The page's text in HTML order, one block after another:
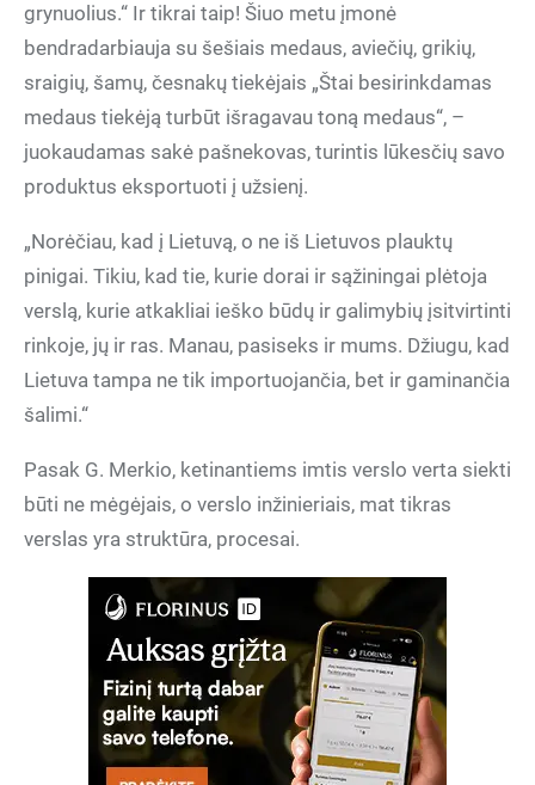
grynuolius.“ Ir tikrai taip! Šiuo metu įmonė
bendradarbiauja su šešiais medaus, aviečių, grikių,
sraigių, šamų, česnakų tiekėjais „Štai besirinkdamas
medaus tiekėją turbūt išragavau toną medaus“, –
juokaudamas sakė pašnekovas, turintis lūkesčių savo
produktus eksportuoti į užsienį.
„Norėčiau, kad į Lietuvą, o ne iš Lietuvos plauktų
pinigai. Tikiu, kad tie, kurie dorai ir sąžiningai plėtoja
verslą, kurie atkakliai ieško būdų ir galimybių įsitvirtinti
rinkoje, jų ir ras. Manau, pasiseks ir mums. Džiugu, kad
Lietuva tampa ne tik importuojančia, bet ir gaminančia
šalimi.“
Pasak G. Merkio, ketinantiems imtis verslo verta siekti
būti ne mėgėjais, o verslo inžinieriais, mat tikras
verslas yra struktūra, procesai.